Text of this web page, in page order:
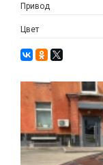
Привод
Цвет